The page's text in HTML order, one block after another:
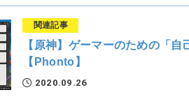
関連記事
【原神】ゲーマーのための「
【Phonto】
2020.09.26